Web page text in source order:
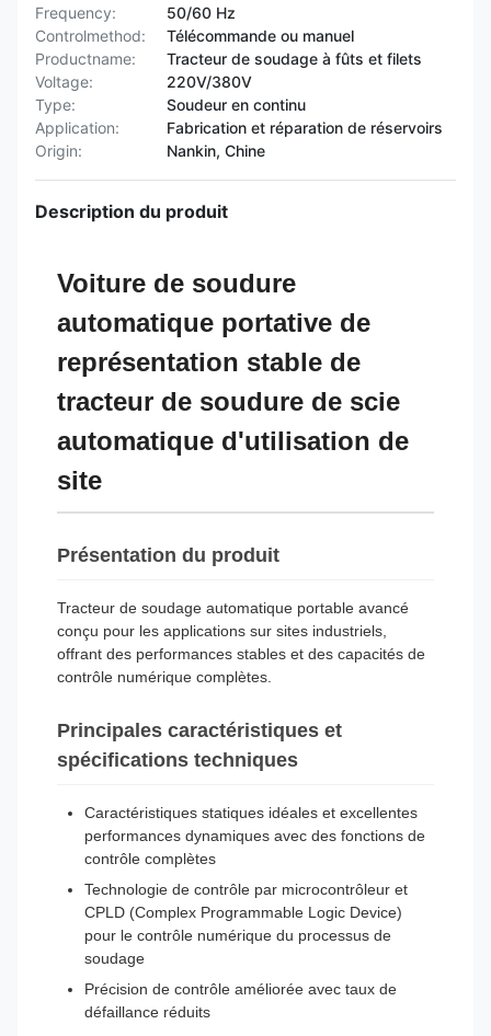
Frequency:
50/60 Hz
Controlmethod:
Télécommande ou manuel
Productname:
Tracteur de soudage à fûts et filets
Voltage:
220V/380V
Type:
Soudeur en continu
Application:
Fabrication et réparation de réservoirs
Origin:
Nankin, Chine
Description du produit
Voiture de soudure
automatique portative de
représentation stable de
tracteur de soudure de scie
automatique d'utilisation de
site
Présentation du produit
Tracteur de soudage automatique portable avancé
conçu pour les applications sur sites industriels,
offrant des performances stables et des capacités de
contrôle numérique complètes.
Principales caractéristiques et
spécifications techniques
Caractéristiques statiques idéales et excellentes
performances dynamiques avec des fonctions de
contrôle complètes
Technologie de contrôle par microcontrôleur et
CPLD (Complex Programmable Logic Device)
pour le contrôle numérique du processus de
soudage
Précision de contrôle améliorée avec taux de
défaillance réduits